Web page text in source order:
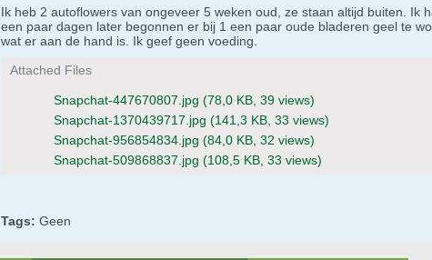
Ik heb 2 autoflowers van ongeveer 5 weken oud, ze staan altijd buiten.
een paar dagen later begonnen er bij 1 een paar oude bladeren geel te
wat er aan de hand is. Ik geef geen voeding.
Attached Files
Snapchat-447670807.jpg (78,0 KB, 39 views)
Snapchat-1370439717.jpg (141,3 KB, 33 views)
Snapchat-956854834.jpg (84,0 KB, 32 views)
Snapchat-509868837.jpg (108,5 KB, 33 views)
Tags: Geen